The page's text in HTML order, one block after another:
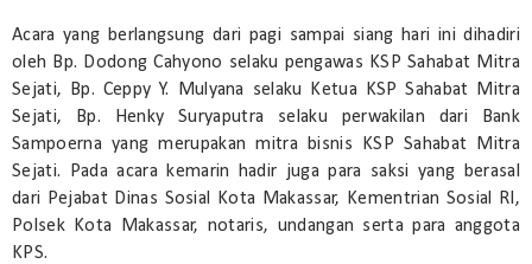
Acara yang berlangsung dari pagi sampai siang hari ini dihadiri
oleh Bp. Dodong Cahyono selaku pengawas KSP Sahabat Mitra
Sejati, Bp. Ceppy Y. Mulyana selaku Ketua KSP Sahabat Mitra
Sejati, Bp. Henky Suryaputra selaku perwakilan dari Bank
Sampoerna yang merupakan mitra bisnis KSP Sahabat Mitra
Sejati. Pada acara kemarin hadir juga para saksi yang berasal
dari Pejabat Dinas Sosial Kota Makassar, Kementrian Sosial RI,
Polsek Kota Makassar, notaris, undangan serta para anggota
KPS.